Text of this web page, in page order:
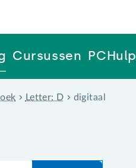
Cursussen PCHulp
Letter: D digitaal